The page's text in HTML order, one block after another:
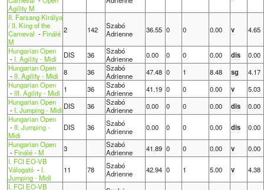
Agility M
II. Farsang Királya
/ II. King of the
Carneval - Finálé
M
2 142
Szabó
Adrienne
36.55 0 0 0.00 v 4.65
Hungarian Open
- I. Agility - Midi DIS 36
Szabó
Adrienne
0.00 0 0 0.00 dis
0.00
Hungarian Open
- II. Agility - Midi 8 36
Szabó
Adrienne
47.48 0 1 8.48 sg
4.17
Hungarian Open
- III. Agility - Midi 1 36
Szabó
Adrienne
41.19 0 0 0.00 v
5.03
Hungarian Open
- I. Jumping - Midi DIS 36
Szabó
Adrienne
0.00 0 0 0.00 dis
0.00
Hungarian Open
- II. Jumping -
Midi
DIS 36
Szabó
Adrienne
0.00 0 0 0.00 dis
0.00
Hungarian Open
- Finálé - M 3
Szabó
Adrienne
41.89 0 0 0.00 v
0.00
I. FCI EO-VB
Válogató- I.
Jumping - Midi
11 78
Szabó
Adrienne
42.94 0 1 5.00 v
4.38
I. FCI EO-VB